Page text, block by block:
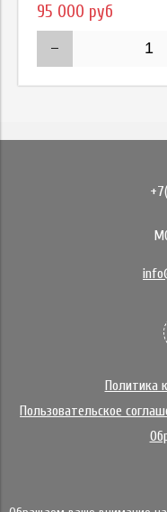
95 000 руб
Политика
Пользовательское